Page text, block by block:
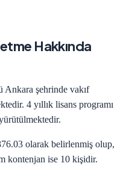
Hakkında
Ankara şehrinde vakıf
4 yıllık lisans programı
olarak belirlenmiş olup,
kontenjan ise 10 kişidir.